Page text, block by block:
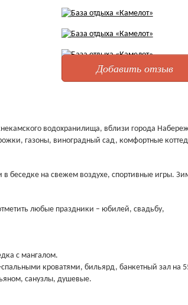
Добавить отзыв
водохранилища, вблизи города
газоны, виноградный сад, комфортные
в беседке на свежем воздухе, спортивные игры.
любые праздники – юбилей, свадьбу,
с мангалом.
кроватями, бильярд, банкетный зал на
санузлы, душевые.